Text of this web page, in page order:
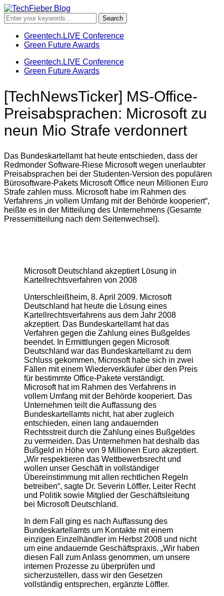
Greentech.LIVE Conference
Green Future Awards
Greentech.LIVE Conference
Green Future Awards
[TechNewsTicker] MS-Office-
Preisabsprachen: Microsoft zu
neun Mio Strafe verdonnert
Das Bundeskartellamt hat heute entschieden, dass der
Redmonder Software-Riese Microsoft wegen unerlaubter
Preisabsprachen bei der Studenten-Version des populären
Bürosoftware-Pakets Microsoft Office neun Millionen Euro
Strafe zahlen muss. Microsoft habe im Rahmen des
Verfahrens „in vollem Umfang mit der Behörde kooperiert“,
heißte es in der Mitteilung des Unternehmens (Gesamte
Pressemitteilung nach dem Seitenwechsel).
Microsoft Deutschland akzeptiert Lösung in
Kartellrechtsverfahren von 2008
Unterschleißheim, 8. April 2009. Microsoft
Deutschland hat heute die Lösung eines
Kartellrechtsverfahrens aus dem Jahr 2008
akzeptiert. Das Bundeskartellamt hat das
Verfahren gegen die Zahlung eines Bußgeldes
beendet. In Ermittlungen gegen Microsoft
Deutschland war das Bundeskartellamt zu dem
Schluss gekommen, Microsoft habe sich in zwei
Fällen mit einem Wiederverkäufer über den Preis
für bestimmte Office-Pakete verständigt.
Microsoft hat im Rahmen des Verfahrens in
vollem Umfang mit der Behörde kooperiert. Das
Unternehmen teilt die Auffassung des
Bundeskartellamts nicht, hat aber zugleich
entschieden, einen lang andauernden
Rechtsstreit durch die Zahlung eines Bußgeldes
zu vermeiden. Das Unternehmen hat deshalb das
Bußgeld in Höhe von 9 Millionen Euro akzeptiert.
„Wir respektieren das Wettbewerbsrecht und
wollen unser Geschäft in vollständiger
Übereinstimmung mit allen rechtlichen Regeln
betreiben“, sagte Dr. Severin Löffler, Leiter Recht
und Politik sowie Mitglied der Geschäftsleitung
bei Microsoft Deutschland.
In dem Fall ging es nach Auffassung des
Bundeskartellamts um Kontakte mit einem
einzigen Einzelhändler im Herbst 2008 und nicht
um eine andauernde Geschäftspraxis. „Wir haben
diesen Fall zum Anlass genommen, um unsere
internen Prozesse zu überprüfen und
sicherzustellen, dass wir den Gesetzen
vollständig entsprechen, ergänzte Löffler.